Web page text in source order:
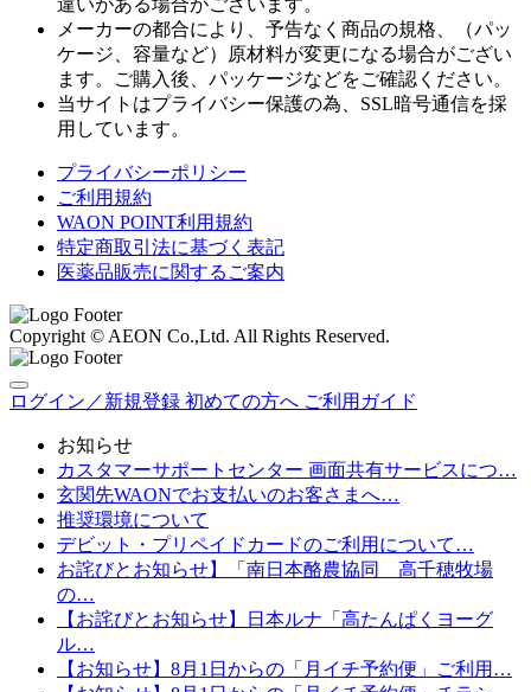
メーカーの都合により、予告なく商品の規格、（パッ
ケージ、容量など）原材料が変更になる場合がござい
ます。ご購入後、パッケージなどをご確認ください。
当サイトはプライバシー保護の為、SSL暗号通信を採
用しています。
プライバシーポリシー
ご利用規約
WAON POINT利用規約
特定商取引法に基づく表記
医薬品販売に関するご案内
Copyright © AEON Co.,Ltd. All Rights Reserved.
ログイン／新規登録 初めての方へ ご利用ガイド
お知らせ
カスタマーサポートセンター 画面共有サービスにつ…
玄関先WAONでお支払いのお客さまへ…
推奨環境について
デビット・プリペイドカードのご利用について…
お詫びとお知らせ】「南日本酪農協同 高千穂牧場
の…
【お詫びとお知らせ】日本ルナ「高たんぱくヨーグ
ル…
【お知らせ】8月1日からの「月イチ予約便」ご利用…